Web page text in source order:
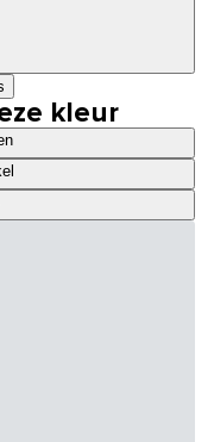
kleur